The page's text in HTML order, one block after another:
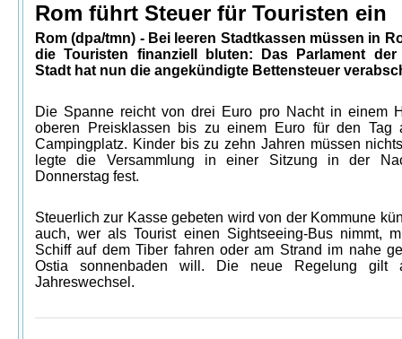
Rom führt Steuer für Touristen ein
Rom (dpa/tmn) - Bei leeren Stadtkassen müssen in
die Touristen finanziell bluten: Das Parlament der
Stadt hat nun die angekündigte Bettensteuer
Die Spanne reicht von drei Euro pro Nacht in einem
oberen Preisklassen bis zu einem Euro für den Tag
Campingplatz. Kinder bis zu zehn Jahren müssen
legte die Versammlung in einer Sitzung in der
Donnerstag fest.
Steuerlich zur Kasse gebeten wird von der Kommune
auch, wer als Tourist einen Sightseeing-Bus nimmt,
Schiff auf dem Tiber fahren oder am Strand im nahe
Ostia sonnenbaden will. Die neue Regelung gilt
Jahreswechsel.